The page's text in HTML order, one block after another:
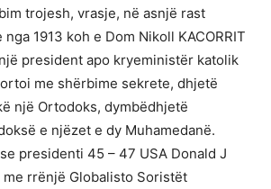
trojesh, vrasje, në asnjë rast
1913 koh e Dom Nikoll KACORRIT
president apo kryeministër katolik
me shërbime sekrete, dhjetë
një Ortodoks, dymbëdhjetë
e njëzet e dy Muhamedanë.
presidenti 45 – 47 USA Donald J
me rrënjë Globalisto Soristët